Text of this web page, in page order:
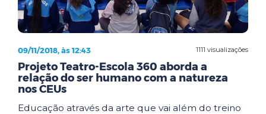
1111 visualizações
09/11/2018, às 12:43
Projeto Teatro-Escola 360 aborda a
relação do ser humano com a natureza
nos CEUs
Educação através da arte que vai além do treino